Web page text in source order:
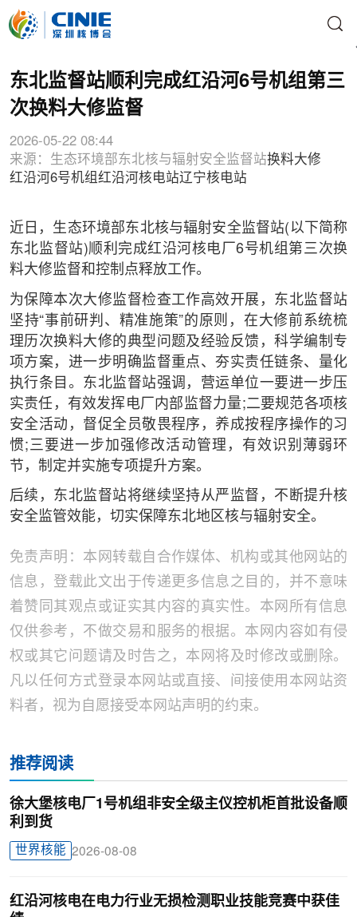
东北监督站顺利完成红沿河6号机组第三
次换料大修监督
2026-05-22 08:44
来源：生态环境部东北核与辐射安全监督站换料大修
红沿河6号机组红沿河核电站辽宁核电站
近日，生态环境部东北核与辐射安全监督站(以下简称
东北监督站)顺利完成红沿河核电厂6号机组第三次换
料大修监督和控制点释放工作。
为保障本次大修监督检查工作高效开展，东北监督站
坚持“事前研判、精准施策”的原则，在大修前系统梳
理历次换料大修的典型问题及经验反馈，科学编制专
项方案，进一步明确监督重点、夯实责任链条、量化
执行条目。东北监督站强调，营运单位一要进一步压
实责任，有效发挥电厂内部监督力量;二要规范各项核
安全活动，督促全员敬畏程序，养成按程序操作的习
惯;三要进一步加强修改活动管理，有效识别薄弱环
节，制定并实施专项提升方案。
后续，东北监督站将继续坚持从严监督，不断提升核
安全监管效能，切实保障东北地区核与辐射安全。
免责声明：本网转载自合作媒体、机构或其他网站的
信息，登载此文出于传递更多信息之目的，并不意味
着赞同其观点或证实其内容的真实性。本网所有信息
仅供参考，不做交易和服务的根据。本网内容如有侵
权或其它问题请及时告之，本网将及时修改或删除。
凡以任何方式登录本网站或直接、间接使用本网站资
料者，视为自愿接受本网站声明的约束。
推荐阅读
徐大堡核电厂1号机组非安全级主仪控机柜首批设备顺
利到货
世界核能 2026-08-08
红沿河核电在电力行业无损检测职业技能竞赛中获佳